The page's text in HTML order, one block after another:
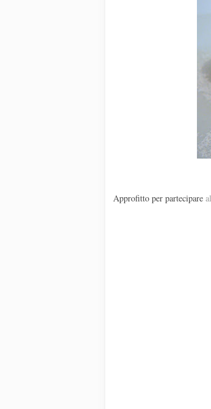
Approfitto per partecipare